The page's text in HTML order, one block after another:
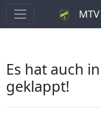
Es hat auch
geklappt!